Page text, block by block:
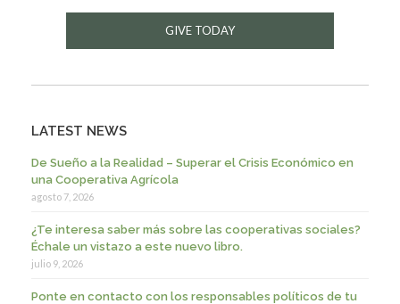
GIVE TODAY
LATEST NEWS
De Sueño a la Realidad – Superar el Crisis Económico en
una Cooperativa Agrícola
agosto 7, 2026
¿Te interesa saber más sobre las cooperativas sociales?
Échale un vistazo a este nuevo libro.
julio 9, 2026
Ponte en contacto con los responsables políticos de tu